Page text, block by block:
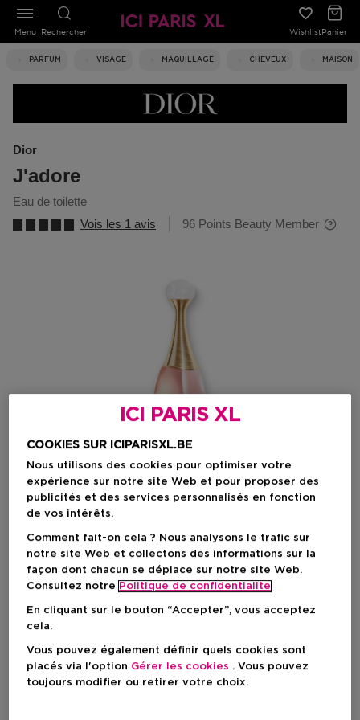
Rechercher WishlistPanier
PARFUM VISAGE MAQUILLAGE CHEVEUX MAISON
Menu
Dior
J'adore
eau de toilette
Vois les 1 avis
96 Points Beauty Member
Choisissez votre format
50 ML En stock
50 ML
Prix promotionnel
96,94 €
114,05 €
100 ML
Prix promotionnel
134,43 €
158,15 €
ICI PARIS XL
COOKIES SUR ICIPARISXL.BE
Nous utilisons des cookies pour optimiser votre
expérience sur notre site Web et pour proposer des
publicités et des services personnalisés en fonction
de vos intérêts.
Comment fait-on cela ? Nous analysons le trafic sur
notre site Web et collectons des informations sur la
façon dont chacun se déplace sur notre site Web.
Consultez notre Politique de confidentialite
En cliquant sur le bouton “Accepter”, vous acceptez
cela.
Vous pouvez également définir quels cookies sont
placés via l'option Gérer les cookies . Vous pouvez
toujours modifier ou retirer votre choix.